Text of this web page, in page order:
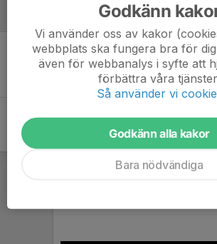
Inget skrivet
Godkänn
Vi använder oss av kakor
webbplats ska fungera bra för
även för webbanalys i syfte att
förbättra våra
Så använder vi
Godkänn alla kakor
Bara nödvändiga